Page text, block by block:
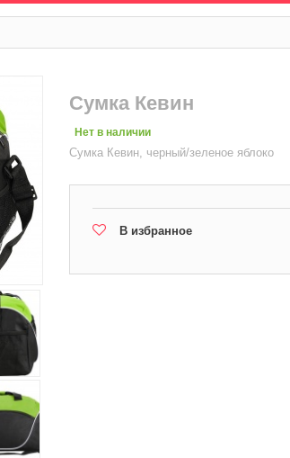
Сумка Кевин
Нет в наличии
Сумка Кевин, черный/зеленое яблоко
В избранное